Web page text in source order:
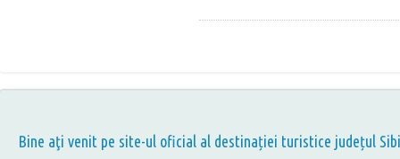
Bine aţi venit pe site-ul oficial al destinației turistice județul